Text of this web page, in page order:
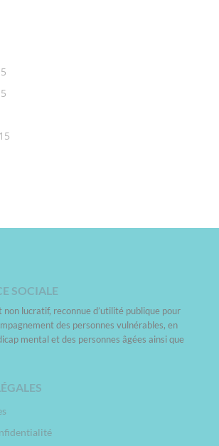
SOCIALE
non lucratif, reconnue d’utilité publique pour
des personnes vulnérables, en
mental et des personnes âgées ainsi que